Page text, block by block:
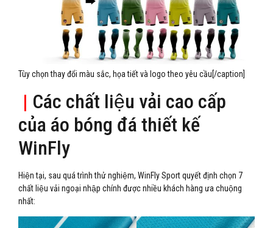
Tùy chọn thay đổi màu sắc, họa tiết và logo theo yêu cầu[/caption]
| Các chất liệu vải cao cấp
của áo bóng đá thiết kế
WinFly
Hiện tại, sau quá trình thử nghiệm, WinFly Sport quyết định chọn 7
chất liệu vải ngoại nhập chính được nhiều khách hàng ưa chuộng
nhất: